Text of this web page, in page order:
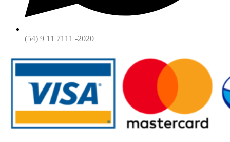
(54) 9 11 7111 -2020